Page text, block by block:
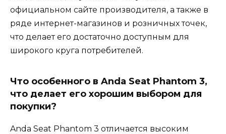
официальном сайте производителя, а также в
ряде интернет-магазинов и розничных точек,
что делает его достаточно доступным для
широкого круга потребителей.
Что особенного в Anda Seat Phantom 3,
что делает его хорошим выбором для
покупки?
Anda Seat Phantom 3 отличается высоким